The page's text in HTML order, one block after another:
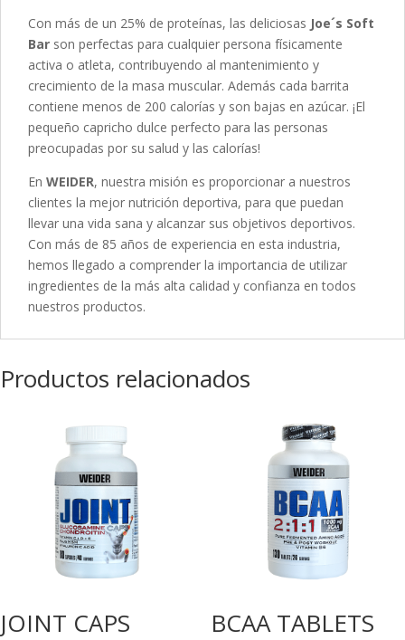
Con más de un 25% de proteínas, las deliciosas Joe´s Soft
Bar son perfectas para cualquier persona físicamente
activa o atleta, contribuyendo al mantenimiento y
crecimiento de la masa muscular. Además cada barrita
contiene menos de 200 calorías y son bajas en azúcar. ¡El
pequeño capricho dulce perfecto para las personas
preocupadas por su salud y las calorías!
En WEIDER, nuestra misión es proporcionar a nuestros
clientes la mejor nutrición deportiva, para que puedan
llevar una vida sana y alcanzar sus objetivos deportivos.
Con más de 85 años de experiencia en esta industria,
hemos llegado a comprender la importancia de utilizar
ingredientes de la más alta calidad y confianza en todos
nuestros productos.
Productos relacionados
JOINT CAPS BCAA TABLETS